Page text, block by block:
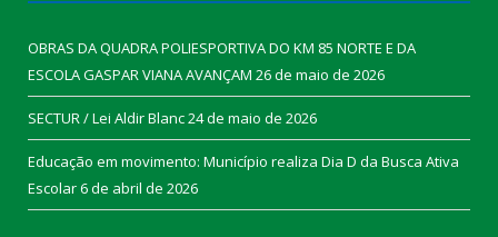
OBRAS DA QUADRA POLIESPORTIVA DO KM 85 NORTE E DA
ESCOLA GASPAR VIANA AVANÇAM 26 de maio de 2026
SECTUR / Lei Aldir Blanc24 de maio de 2026
Educação em movimento: Município realiza Dia D da Busca Ativa
Escolar6 de abril de 2026